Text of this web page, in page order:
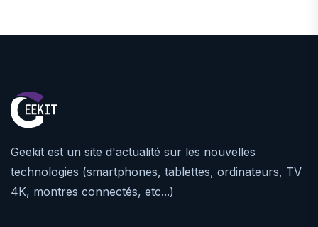
Geekit est un site d'actualité sur les nouvelles
technologies (smartphones, tablettes, ordinateurs, TV
4K, montres connectés, etc...)